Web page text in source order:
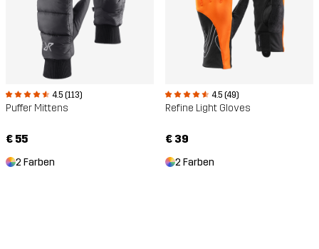
4.5 (113)
Puffer Mittens
€ 55
2 Farben
4.5 (49)
Refine Light Gloves
€ 39
2 Farben